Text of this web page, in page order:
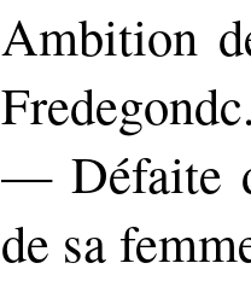
Ambition
— Défaite
de sa